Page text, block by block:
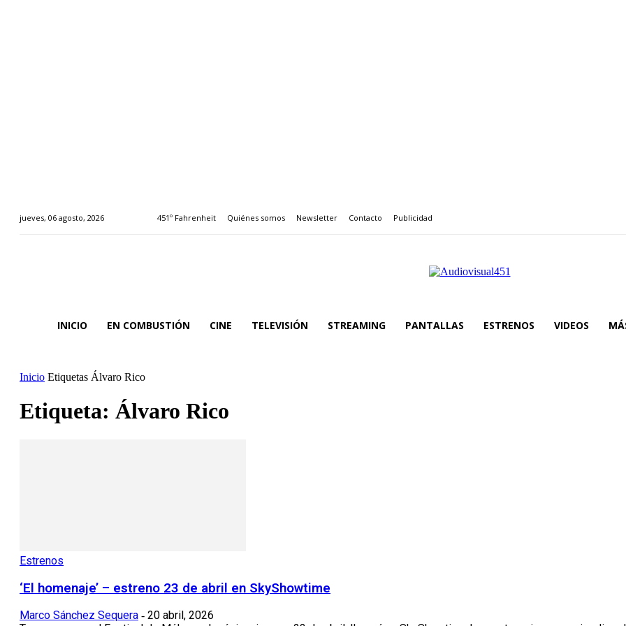
jueves, 06 agosto, 2026 451º Fahrenheit Quiénes somos Newsletter Contacto Publicidad
INICIO EN COMBUSTIÓN CINE TELEVISIÓN STREAMING PANTALLAS ESTRENOS VIDEOS
Inicio Etiquetas Álvaro Rico
Etiqueta: Álvaro Rico
Estrenos
‘El homenaje’ – estreno 23 de abril en SkyShowtime
Marco Sánchez Sequera - 20 abril, 2026